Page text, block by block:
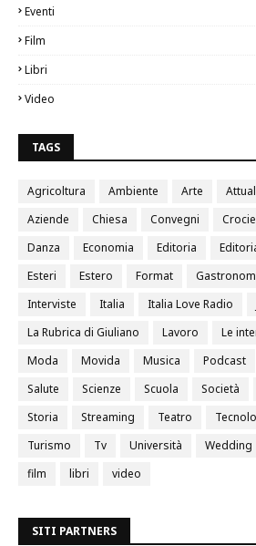
Eventi
Film
Libri
Video
TAGS
Agricoltura Ambiente Arte
Aziende
Chiesa Convegni
Danza
Economia Editoria
Esteri
Estero Format
Interviste
Italia Italia Love Radio
La Rubrica di Giuliano
Lavoro
Le
Moda
Movida Musica Podcast
Salute
Scienze Scuola Società
Storia
Streaming Teatro
Turismo
Tv Università Wedding
film
libri video
SITI PARTNERS